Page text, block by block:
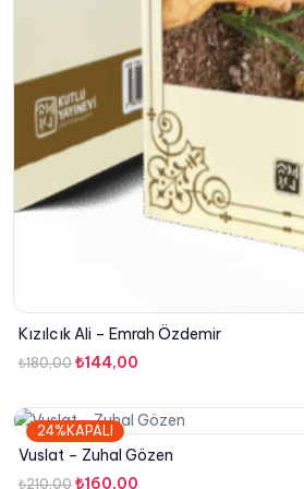
Kızılcık Ali – Emrah Özdemir
₺180,00 Orijinal
₺180,00.
₺144,00
fiyat:
₺144,00.
24%KAPALI
Vuslat – Zuhal Gözen
₺210,00 Orijinal
₺160,00